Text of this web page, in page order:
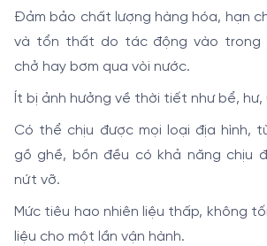
Đảm bảo chất lượng hàng hóa, hạn
và tổn thất do tác động vào trong
chở hay bơm qua vòi nước.
Ít bị ảnh hưởng về thời tiết như bể, hư,
Có thể chịu được mọi loại địa hình,
gồ ghề, bồn đều có khả năng chịu
nứt vỡ.
Mức tiêu hao nhiên liệu thấp, không
liệu cho một lần vận hành.